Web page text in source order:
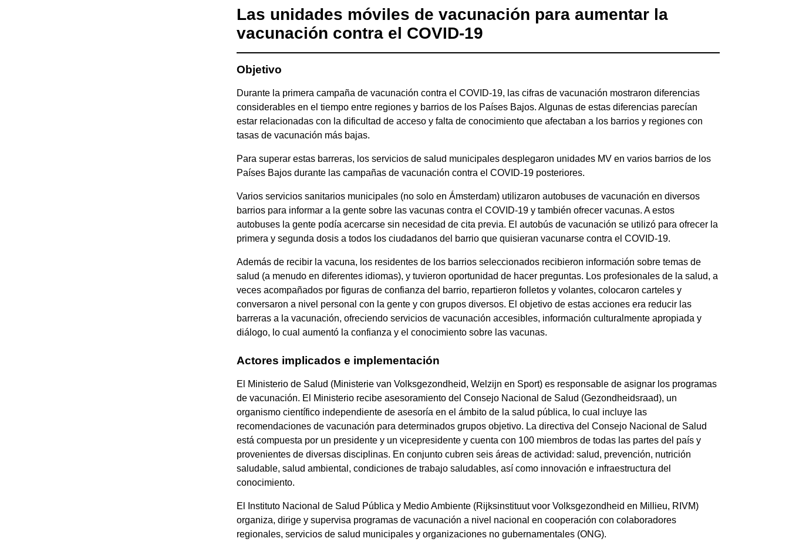
Las unidades móviles de vacunación para aumentar la
vacunación contra el COVID-19
Objetivo
Durante la primera campaña de vacunación contra el COVID-19, las cifras de vacunación mostraron diferencias
considerables en el tiempo entre regiones y barrios de los Países Bajos. Algunas de estas diferencias parecían
estar relacionadas con la dificultad de acceso y falta de conocimiento que afectaban a los barrios y regiones con
tasas de vacunación más bajas.
Para superar estas barreras, los servicios de salud municipales desplegaron unidades MV en varios barrios de los
Países Bajos durante las campañas de vacunación contra el COVID-19 posteriores.
Varios servicios sanitarios municipales (no solo en Ámsterdam) utilizaron autobuses de vacunación en diversos
barrios para informar a la gente sobre las vacunas contra el COVID-19 y también ofrecer vacunas. A estos
autobuses la gente podía acercarse sin necesidad de cita previa. El autobús de vacunación se utilizó para ofrecer la
primera y segunda dosis a todos los ciudadanos del barrio que quisieran vacunarse contra el COVID-19.
Además de recibir la vacuna, los residentes de los barrios seleccionados recibieron información sobre temas de
salud (a menudo en diferentes idiomas), y tuvieron oportunidad de hacer preguntas. Los profesionales de la salud, a
veces acompañados por figuras de confianza del barrio, repartieron folletos y volantes, colocaron carteles y
conversaron a nivel personal con la gente y con grupos diversos. El objetivo de estas acciones era reducir las
barreras a la vacunación, ofreciendo servicios de vacunación accesibles, información culturalmente apropiada y
diálogo, lo cual aumentó la confianza y el conocimiento sobre las vacunas.
Actores implicados e implementación
El Ministerio de Salud (Ministerie van Volksgezondheid, Welzijn en Sport) es responsable de asignar los programas
de vacunación. El Ministerio recibe asesoramiento del Consejo Nacional de Salud (Gezondheidsraad), un
organismo científico independiente de asesoría en el ámbito de la salud pública, lo cual incluye las
recomendaciones de vacunación para determinados grupos objetivo. La directiva del Consejo Nacional de Salud
está compuesta por un presidente y un vicepresidente y cuenta con 100 miembros de todas las partes del país y
provenientes de diversas disciplinas. En conjunto cubren seis áreas de actividad: salud, prevención, nutrición
saludable, salud ambiental, condiciones de trabajo saludables, así como innovación e infraestructura del
conocimiento.
El Instituto Nacional de Salud Pública y Medio Ambiente (Rijksinstituut voor Volksgezondheid en Millieu, RIVM)
organiza, dirige y supervisa programas de vacunación a nivel nacional en cooperación con colaboradores
regionales, servicios de salud municipales y organizaciones no gubernamentales (ONG).